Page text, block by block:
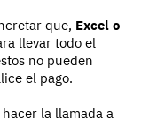
que, Excel o
llevar todo el
no pueden
el pago.
la llamada a